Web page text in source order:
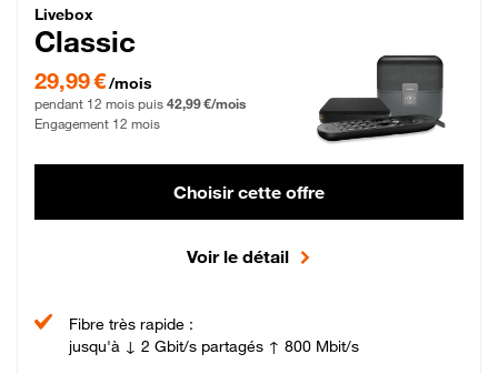
Livebox Classic Fibre
Livebox
Classic
29,99 € par mois pendant 12 mois puis 42,99 € par mois, Engagement 12 mois
29,99 €/mois
pendant 12 mois puis 42,99 €/mois
Engagement 12 mois
Choisir cette offre
Voir le détail
Fibre très rapide :
jusqu'à ↓ 2 Gbit/s partagés ↑ 800 Mbit/s